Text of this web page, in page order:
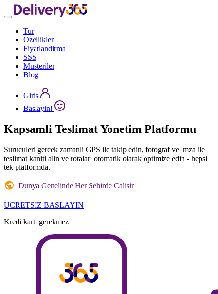
Tur
Ozellikler
Fiyatlandirma
SSS
Musteriler
Blog
Giris
Baslayin!
Kapsamli Teslimat Yonetim Platformu
Suruculeri gercek zamanli GPS ile takip edin, fotograf ve imza ile
teslimat kaniti alin ve rotalari otomatik olarak optimize edin - hepsi
tek platformda.
Dunya Genelinde Her Sehirde Calisir
UCRETSIZ BASLAYIN
Kredi kartı gerekmez